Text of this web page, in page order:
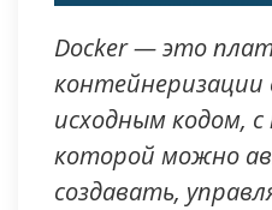
Docker — это
исходным кодом,
которой можно
создавать,